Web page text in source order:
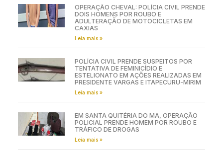
OPERAÇÃO CHEVAL: POLÍCIA CIVIL PRENDE
DOIS HOMENS POR ROUBO E
ADULTERAÇÃO DE MOTOCICLETAS EM
CAXIAS
Leia mais »
POLÍCIA CIVIL PRENDE SUSPEITOS POR
TENTATIVA DE FEMINICÍDIO E
ESTELIONATO EM AÇÕES REALIZADAS EM
PRESIDENTE VARGAS E ITAPECURU-MIRIM
Leia mais »
EM SANTA QUITÉRIA DO MA, OPERAÇÃO
POLICIAL PRENDE HOMEM POR ROUBO E
TRÁFICO DE DROGAS
Leia mais »